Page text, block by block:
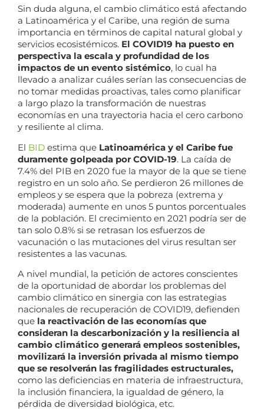
Sin duda alguna, el cambio climático está afectando
a Latinoamérica y el Caribe, una región de suma
importancia en términos de capital natural global y
servicios ecosistémicos. El COVID19 ha puesto en
perspectiva la escala y profundidad de los
impactos de un evento sistémico, lo cual ha
llevado a analizar cuáles serían las consecuencias de
no tomar medidas proactivas, tales como planificar
a largo plazo la transformación de nuestras
economías en una trayectoria hacia el cero carbono
y resiliente al clima.
El BID estima que Latinoamérica y el Caribe fue
duramente golpeada por COVID-19. La caída de
7.4% del PIB en 2020 fue la mayor de la que se tiene
registro en un solo año. Se perdieron 26 millones de
empleos y se espera que la pobreza (extrema y
moderada) aumente en unos 5 puntos porcentuales
de la población. El crecimiento en 2021 podría ser de
tan solo 0.8% si se retrasan los esfuerzos de
vacunación o las mutaciones del virus resultan ser
resistentes a las vacunas.
A nivel mundial, la petición de actores conscientes
de la oportunidad de abordar los problemas del
cambio climático en sinergia con las estrategias
nacionales de recuperación de COVID19, defienden
que la reactivación de las economías que
consideran la descarbonización y la resiliencia al
cambio climático generará empleos sostenibles,
movilizará la inversión privada al mismo tiempo
que se resolverán las fragilidades estructurales,
como las deficiencias en materia de infraestructura,
la inclusión financiera, la igualdad de género, la
pérdida de diversidad biológica, etc.